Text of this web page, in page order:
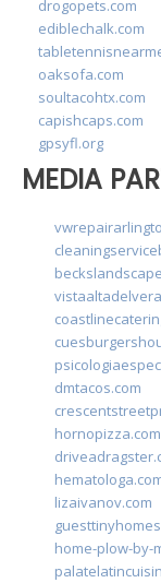
drogopets.com
ediblechalk.com
oaksofa.com
soultacohtx.com
capishcaps.com
gpsyfl.org
MEDIA
dmtacos.com
hornopizza.com
lizaivanov.com
home-plow-by-